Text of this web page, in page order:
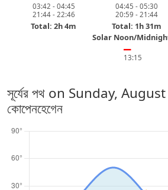
03:42 - 04:45
21:44 - 22:46
Total: 2h 4m
04:45 - 05:30
20:59 - 21:44
Total: 1h 31m
Solar Noon/
━
13:15
সূর্যের পথ on Sunday,
কোপেনহেগেন